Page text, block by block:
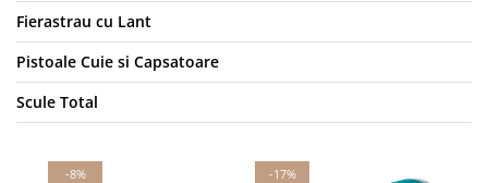
Fierastrau cu Lant
Pistoale Cuie si Capsatoare
Scule Total
-8% -17%